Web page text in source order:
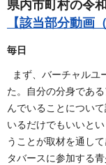
県内市町村の令
【該当部分動画
毎日
まず、バーチャルユ
た。自分の分身であ
んでいることについ
いるだけでもいいと
うことが取材を通し
タバースに参加する